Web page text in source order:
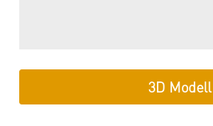
3D Modell